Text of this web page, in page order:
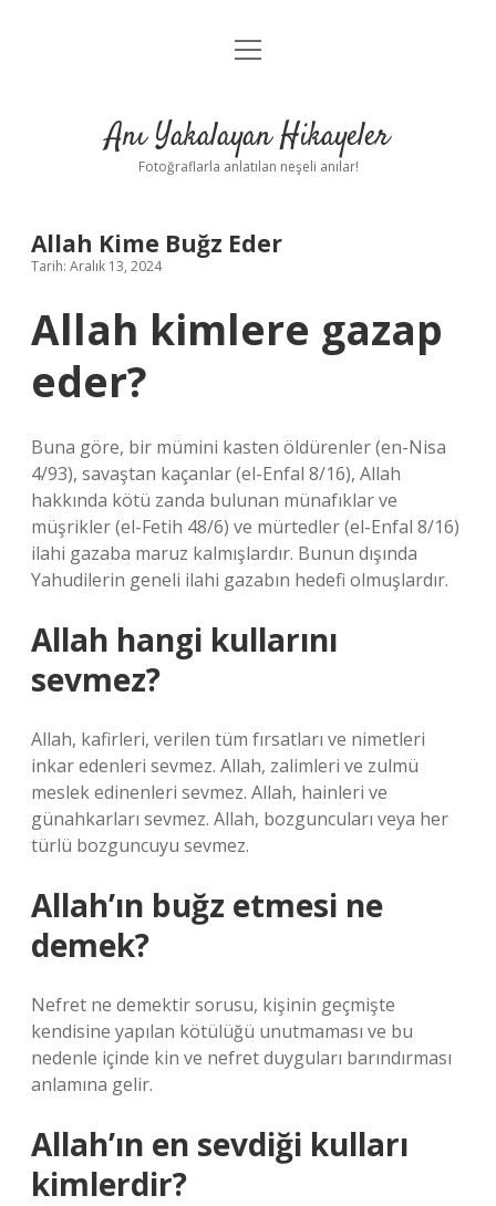
Anasayfa
Yasal Uyarı
menüyü
Anı Yakalayan Hikayeler
Fotoğraflarla anlatılan neşeli anılar!
Allah Kime Buğz Eder
Tarih: Aralık 13, 2024
Allah kimlere gazap
eder?
Buna göre, bir mümini kasten öldürenler (en-Nisa
4/93), savaştan kaçanlar (el-Enfal 8/16), Allah
hakkında kötü zanda bulunan münafıklar ve
müşrikler (el-Fetih 48/6) ve mürtedler (el-Enfal 8/16)
ilahi gazaba maruz kalmışlardır. Bunun dışında
Yahudilerin geneli ilahi gazabın hedefi olmuşlardır.
Allah hangi kullarını
sevmez?
Allah, kafirleri, verilen tüm fırsatları ve nimetleri
inkar edenleri sevmez. Allah, zalimleri ve zulmü
meslek edinenleri sevmez. Allah, hainleri ve
günahkarları sevmez. Allah, bozguncuları veya her
türlü bozguncuyu sevmez.
Allah’ın buğz etmesi ne
demek?
Nefret ne demektir sorusu, kişinin geçmişte
kendisine yapılan kötülüğü unutmaması ve bu
nedenle içinde kin ve nefret duyguları barındırması
anlamına gelir.
Allah’ın en sevdiği kulları
kimlerdir?